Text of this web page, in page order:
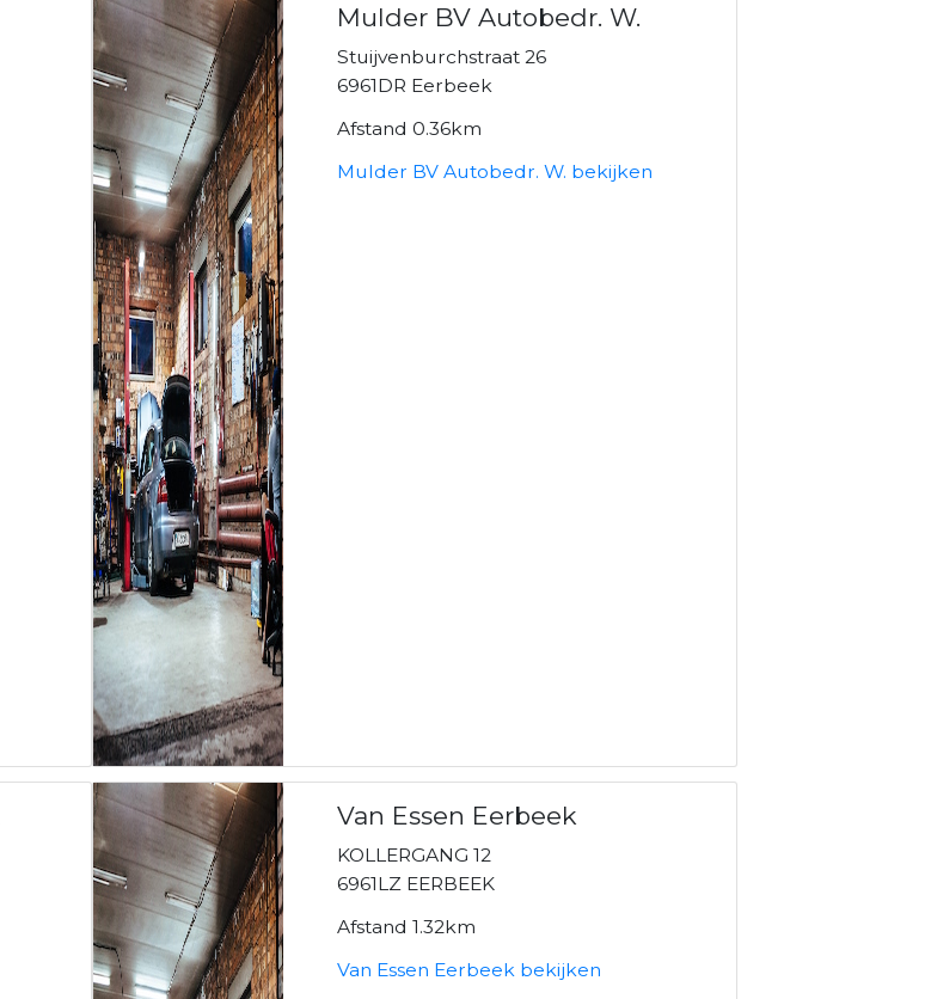
Mulder BV Autobedr. W.
Stuijvenburchstraat 26
6961DR Eerbeek
Afstand 0.36km
Mulder BV Autobedr. W. bekijken
Van Essen Eerbeek
KOLLERGANG 12
6961LZ EERBEEK
Afstand 1.32km
Van Essen Eerbeek bekijken